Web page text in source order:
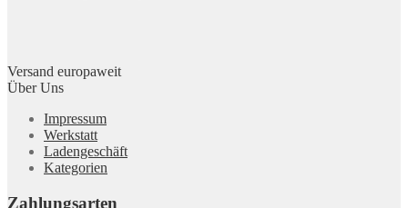
Versand europaweit
Über Uns
Impressum
Werkstatt
Ladengeschäft
Kategorien
Zahlungsarten